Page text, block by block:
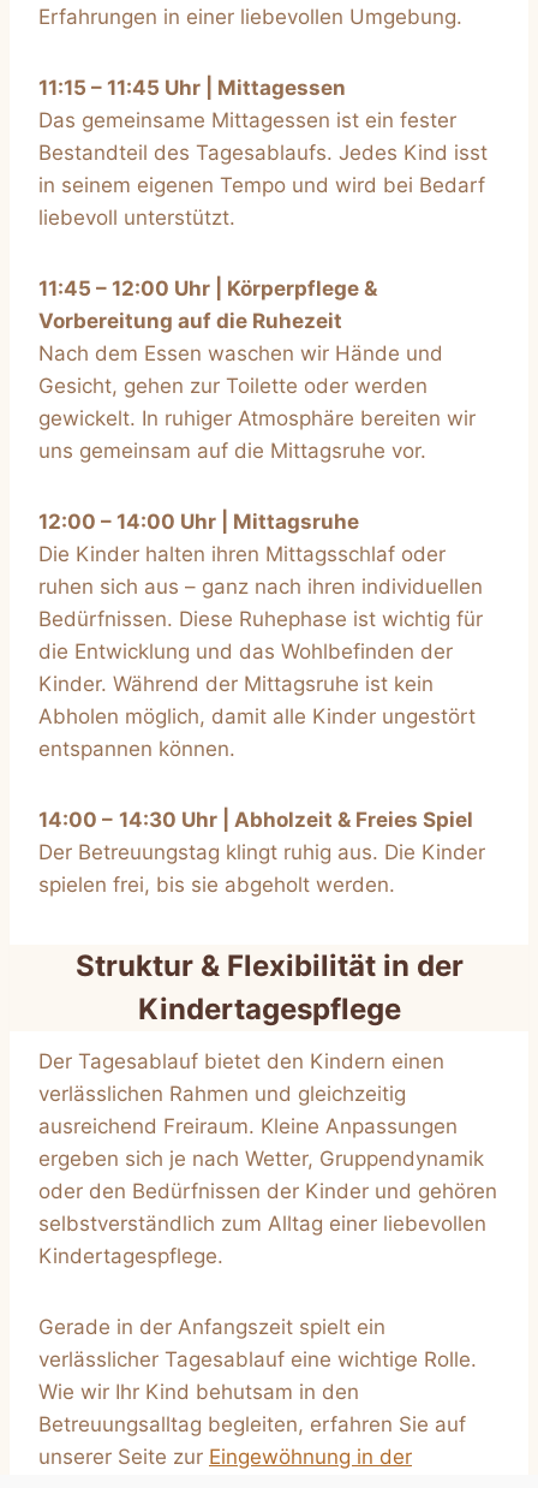
Erfahrungen in einer liebevollen Umgebung.
11:15 – 11:45 Uhr | Mittagessen
Das gemeinsame Mittagessen ist ein fester
Bestandteil des Tagesablaufs. Jedes Kind isst
in seinem eigenen Tempo und wird bei Bedarf
liebevoll unterstützt.
11:45 – 12:00 Uhr | Körperpflege &
Vorbereitung auf die Ruhezeit
Nach dem Essen waschen wir Hände und
Gesicht, gehen zur Toilette oder werden
gewickelt. In ruhiger Atmosphäre bereiten wir
uns gemeinsam auf die Mittagsruhe vor.
12:00 – 14:00 Uhr | Mittagsruhe
Die Kinder halten ihren Mittagsschlaf oder
ruhen sich aus – ganz nach ihren individuellen
Bedürfnissen. Diese Ruhephase ist wichtig für
die Entwicklung und das Wohlbefinden der
Kinder. Während der Mittagsruhe ist kein
Abholen möglich, damit alle Kinder ungestört
entspannen können.
14:00 – 14:30 Uhr | Abholzeit & Freies Spiel
Der Betreuungstag klingt ruhig aus. Die Kinder
spielen frei, bis sie abgeholt werden.
Struktur & Flexibilität in der
Kindertagespflege
Der Tagesablauf bietet den Kindern einen
verlässlichen Rahmen und gleichzeitig
ausreichend Freiraum. Kleine Anpassungen
ergeben sich je nach Wetter, Gruppendynamik
oder den Bedürfnissen der Kinder und gehören
selbstverständlich zum Alltag einer liebevollen
Kindertagespflege.
Gerade in der Anfangszeit spielt ein
verlässlicher Tagesablauf eine wichtige Rolle.
Wie wir Ihr Kind behutsam in den
Betreuungsalltag begleiten, erfahren Sie auf
unserer Seite zur Eingewöhnung in der